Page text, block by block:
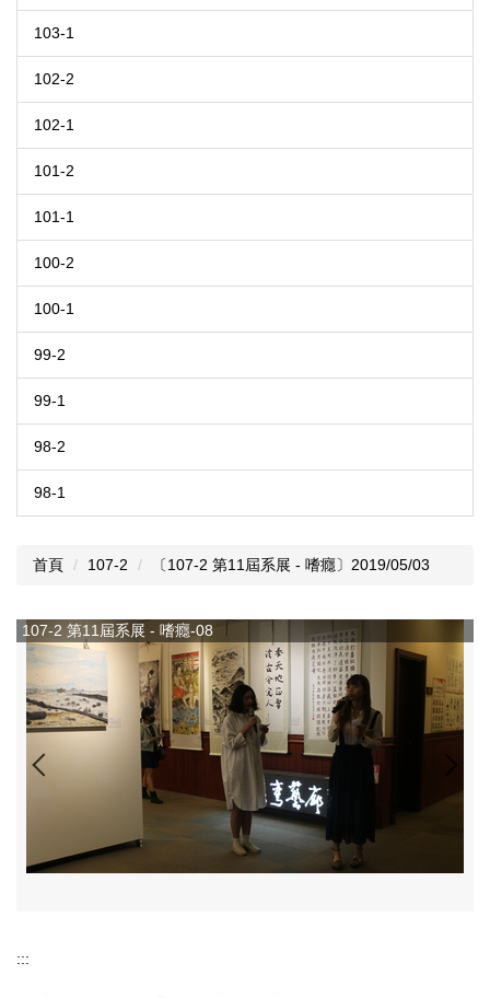
103-1
102-2
102-1
101-2
101-1
100-2
100-1
99-2
99-1
98-2
98-1
首頁 107-2 〔107-2 第11屆系展 - 嗜癮〕2019/05/03
107-2 第11屆系展 - 嗜癮-08
:::